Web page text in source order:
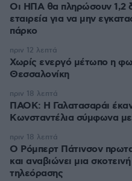
Οι ΗΠΑ θα πληρώσουν 1,2
εταιρεία για να μην
πάρκο
Χωρίς ενεργό μέτωπο η
Θεσσαλονίκη
πριν 12 λεπτά
ΠΑΟΚ: Η Γαλατασαράι
Κωνσταντέλια σύμφωνα
πριν 18 λεπτά
Ο Ρόμπερτ Πάτινσον
και αναβιώνει μια
τηλεόρασης
πριν 18 λεπτά